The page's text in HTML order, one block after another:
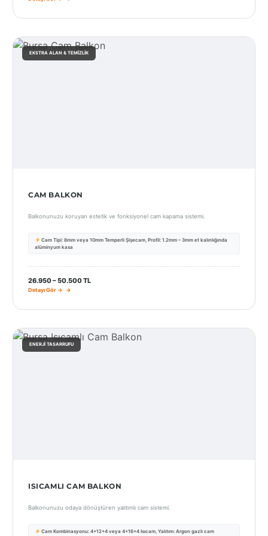
EKSTRA ALAN & TEMIZLIK
CAM BALKON
Balkonunuzu koruyan estetik ve fonksiyonel cam kapama sistemi.
Cam Tipi: 8mm veya 10mm Temperli Şişecam, Profil: 1.2mm – 3mm et kalınlığında
alüminyum kasa
26.950 – 50.500 TL
Detayı Gör →
ENERJI TASARRUFU
ISICAMLI CAM BALKON
Balkonunuzu odaya dönüştüren yalıtımlı cam sistemi.
Cam Kombinasyonu: 4+12+4 veya 4+16+4 Isıcam, Yalıtım: Argon gazlı cam
İstanbul
Anadolu
İstanbul
Manisa
Muş
Coquitlam
Rize
Sakarya
Yalova
VAZGEÇ